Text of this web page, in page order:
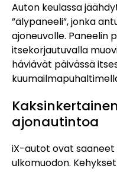
Auton keulassa
”älypaneeli”, jonka
ajoneuvolle. Paneelin
itsekorjautuvalla
häviävät päivässä
ajonautintoa
iX-autot ovat saaneet
ulkomuodon.